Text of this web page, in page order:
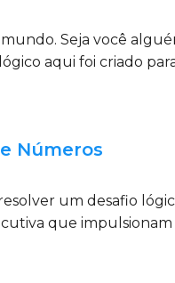
Seja você
aqui foi criado
Números
um desafio
que